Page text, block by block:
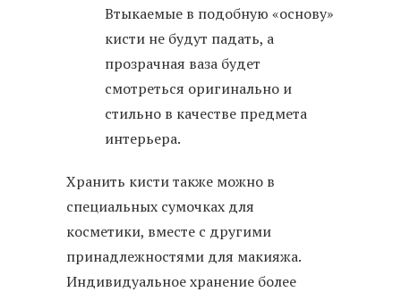
Втыкаемые в подобную «основу»
кисти не будут падать, а
прозрачная ваза будет
смотреться оригинально и
стильно в качестве предмета
интерьера.
Хранить кисти также можно в
специальных сумочках для
косметики, вместе с другими
принадлежностями для макияжа.
Индивидуальное хранение более